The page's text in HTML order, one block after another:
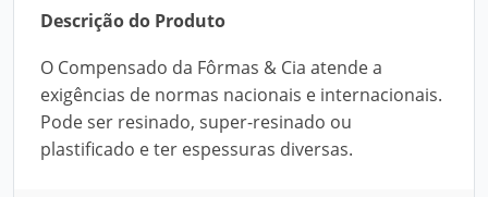
Descrição do Produto
O Compensado da Fôrmas & Cia atende a
exigências de normas nacionais e internacionais.
Pode ser resinado, super-resinado ou
plastificado e ter espessuras diversas.